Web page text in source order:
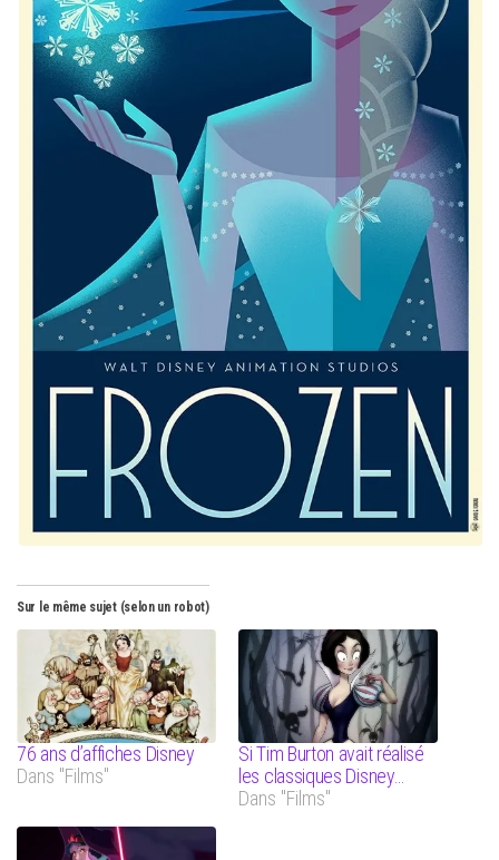
Sur le même sujet (selon un robot)
76 ans d’affiches Disney
Dans "Films"
Si Tim Burton avait réalisé
les classiques Disney…
Dans "Films"